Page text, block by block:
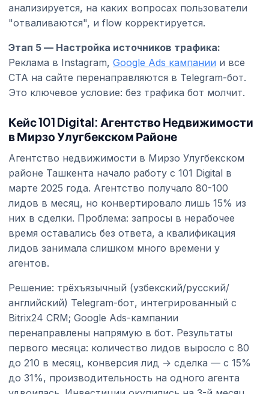
анализируется, на каких вопросах пользователи
"отваливаются", и flow корректируется.
Этап 5 — Настройка источников трафика:
Реклама в Instagram, Google Ads кампании и все
CTA на сайте перенаправляются в Telegram-бот.
Это ключевое условие: без трафика бот молчит.
Кейс 101 Digital: Агентство Недвижимости
в Мирзо Улугбекском Районе
Агентство недвижимости в Мирзо Улугбекском
районе Ташкента начало работу с 101 Digital в
марте 2025 года. Агентство получало 80-100
лидов в месяц, но конвертировало лишь 15% из
них в сделки. Проблема: запросы в нерабочее
время оставались без ответа, а квалификация
лидов занимала слишком много времени у
агентов.
Решение: трёхъязычный (узбекский/русский/
английский) Telegram-бот, интегрированный с
Bitrix24 CRM; Google Ads-кампании
перенаправлены напрямую в бот. Результаты
первого месяца: количество лидов выросло с 80
до 210 в месяц, конверсия лид → сделка — с 15%
до 31%, производительность на одного агента